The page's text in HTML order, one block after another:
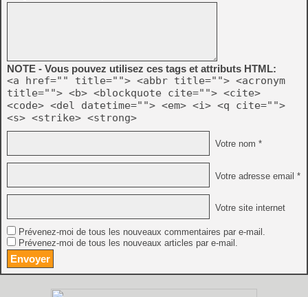
NOTE - Vous pouvez utilisez ces tags et attributs HTML:
<a href="" title=""> <abbr title=""> <acronym
title=""> <b> <blockquote cite=""> <cite>
<code> <del datetime=""> <em> <i> <q cite="">
<s> <strike> <strong>
Votre nom *
Votre adresse email *
Votre site internet
Prévenez-moi de tous les nouveaux commentaires par e-mail.
Prévenez-moi de tous les nouveaux articles par e-mail.